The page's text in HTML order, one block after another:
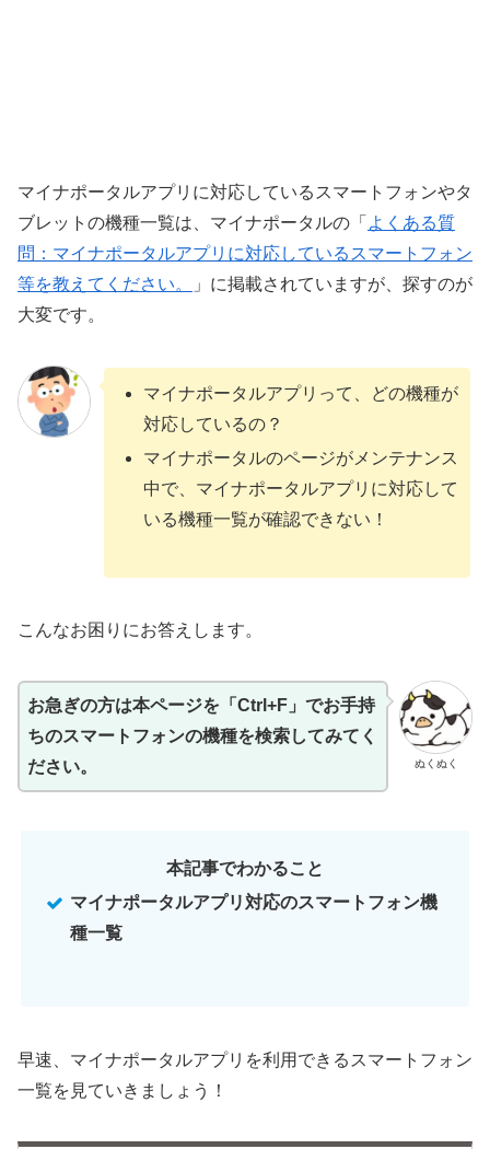
マイナポータルアプリに対応しているスマートフォンやタ
ブレットの機種一覧は、マイナポータルの「 よくある質
問：マイナポータルアプリに対応しているスマートフォン
等を教えてください。
」に掲載されていますが、探すのが
大変です。
マイナポータルアプリって、どの機種が
対応しているの？
マイナポータルのページがメンテナンス
中で、マイナポータルアプリに対応して
いる機種一覧が確認できない！
こんなお困りにお答えします。
ぬくぬく
お急ぎの方は本ページを「Ctrl+F」でお手持
ちのスマートフォンの機種を検索してみてく
ださい。
本記事でわかること
マイナポータルアプリ対応のスマートフォン機
種一覧
早速、マイナポータルアプリを利用できるスマートフォン
一覧を見ていきましょう！